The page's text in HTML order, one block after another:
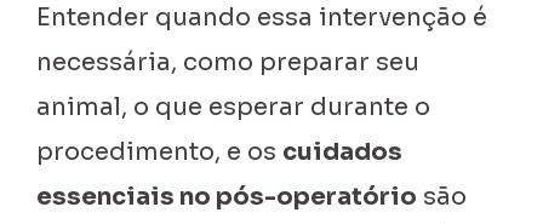
Entender quando essa intervenção é
necessária, como preparar seu
animal, o que esperar durante o
procedimento, e os cuidados
essenciais no pós-operatório são